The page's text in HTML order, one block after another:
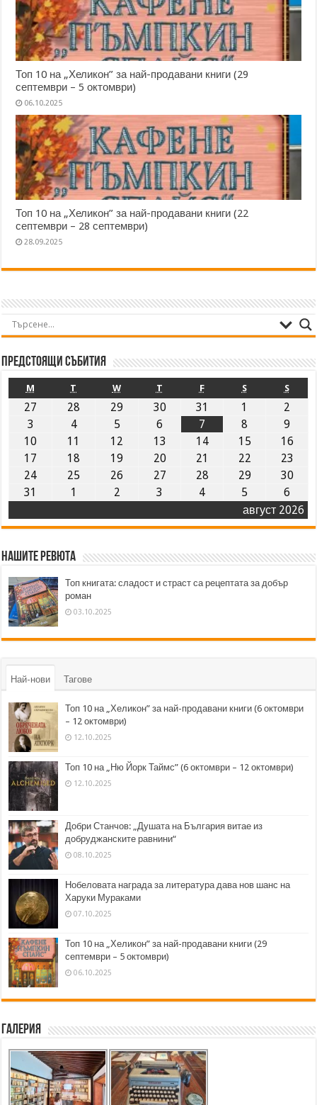
Топ 10 на „Хеликон” за най-продавани книги (29
септември – 5 октомври)
06.10.2025
Топ 10 на „Хеликон” за най-продавани книги (22
септември – 28 септември)
28.09.2025
Предстоящи събития
август 2026
M T W T F S S
27 28 29 30 31 1
2
3
4 5 6 7 8
9
10
11 12 13 14 15
16
17
18 19 20 21 22
23
24
25 26 27 28 29
30
31
1 2 3 4 5 6
Нашите ревюта
Топ книгата: сладост и страст са рецептата за добър
роман
03.10.2025
Най-нови Тагове
Топ 10 на „Хеликон” за най-продавани книги (6 октомври
– 12 октомври)
12.10.2025
Топ 10 на „Ню Йорк Таймс” (6 октомври – 12 октомври)
12.10.2025
Добри Станчов: „Душата на България витае из
добруджанските равнини“
08.10.2025
Нобеловата награда за литература дава нов шанс на
Харуки Мураками
07.10.2025
Топ 10 на „Хеликон” за най-продавани книги (29
септември – 5 октомври)
06.10.2025
Галерия